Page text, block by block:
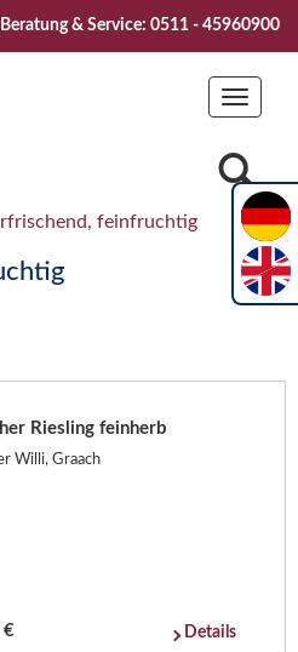
2026" Vive la
Beratung & Service: 0511 - 45960900
Toggle
feinfruchtig
Riesling feinherb
Willi, Graach
€ Details